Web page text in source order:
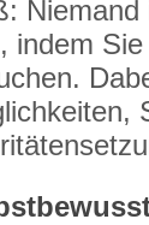
Niemand
indem